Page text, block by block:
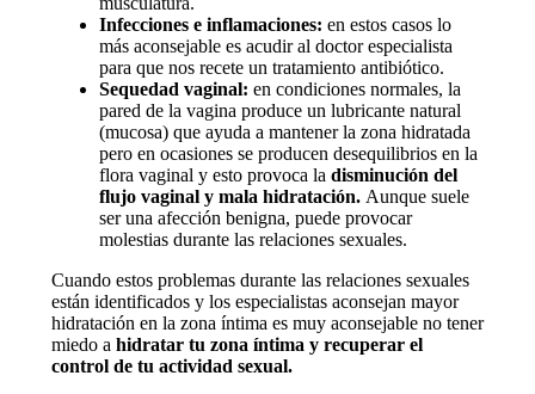
Infecciones e inflamaciones: en estos casos lo
más aconsejable es acudir al doctor especialista
para que nos recete un tratamiento antibiótico.
Sequedad vaginal: en condiciones normales, la
pared de la vagina produce un lubricante natural
(mucosa) que ayuda a mantener la zona hidratada
pero en ocasiones se producen desequilibrios en la
flora vaginal y esto provoca la disminución del
flujo vaginal y mala hidratación. Aunque suele
ser una afección benigna, puede provocar
molestias durante las relaciones sexuales.
Cuando estos problemas durante las relaciones sexuales
están identificados y los especialistas aconsejan mayor
hidratación en la zona íntima es muy aconsejable no tener
miedo a hidratar tu zona íntima y recuperar el
control de tu actividad sexual.